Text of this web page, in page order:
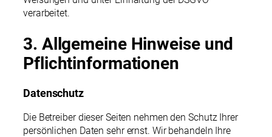
verarbeitet.
3. Allgemeine Hinweise und
Pflicht­informationen
Datenschutz
Die Betreiber dieser Seiten nehmen den Schutz Ihrer
persönlichen Daten sehr ernst. Wir behandeln Ihre